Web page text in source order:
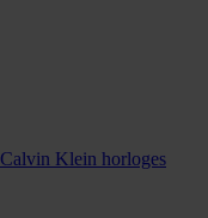
Calvin Klein horloges